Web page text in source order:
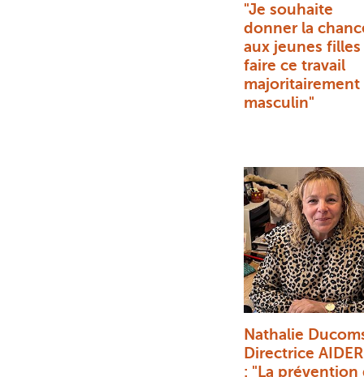
"Je souhaite
donner la
aux jeunes filles
faire ce travail
majoritairement
masculin"
Nathalie
Directrice
: "La prévention